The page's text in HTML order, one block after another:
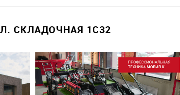
СКЛАДОЧНАЯ 1С32